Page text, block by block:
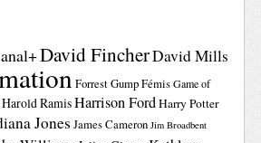
David FincherDavid Mills
Forrest GumpFémis Game of
Harold RamisHarrison FordHarry Potter
Jones James Cameron Jim Broadbent